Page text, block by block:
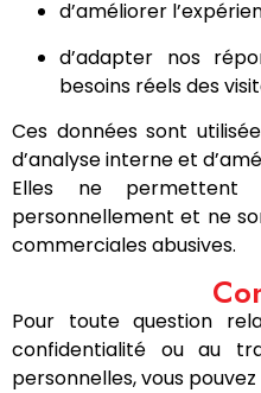
d’améliorer
d’adapter nos
besoins réels des
Ces données sont
d’analyse interne et
Elles ne
personnellement et ne
commerciales abusives.
Pour toute question
confidentialité ou au
personnelles, vous